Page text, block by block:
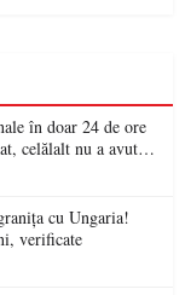
în doar 24 de ore
celălalt nu a avut
cu Ungaria!
verificate